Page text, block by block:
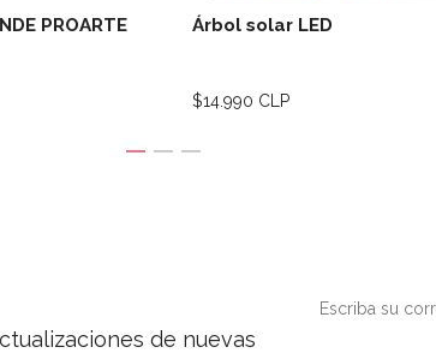
PROARTE Árbol solar LED
$14.990 CLP
de nuevas